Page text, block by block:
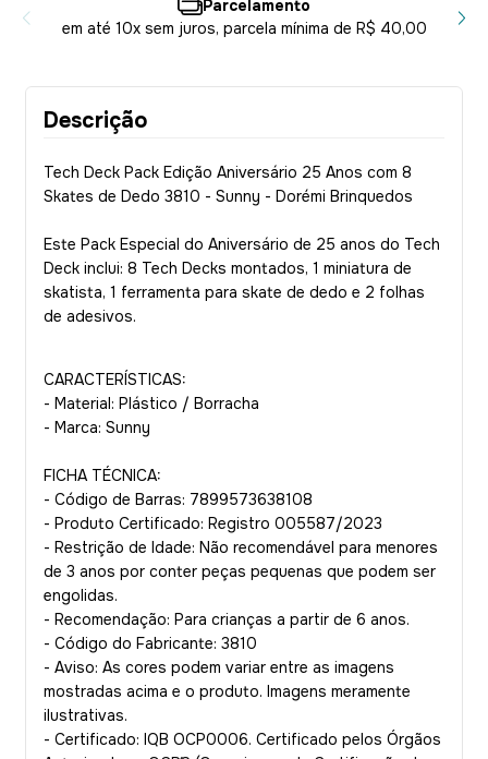
Parcelamento
em até 10x sem juros, parcela mínima de R$ 40,00
Descrição
Tech Deck Pack Edição Aniversário 25 Anos com 8
Skates de Dedo 3810 - Sunny - Dorémi Brinquedos
Este Pack Especial do Aniversário de 25 anos do Tech
Deck inclui: 8 Tech Decks montados, 1 miniatura de
skatista, 1 ferramenta para skate de dedo e 2 folhas
de adesivos.
CARACTERÍSTICAS:
- Material: Plástico / Borracha
- Marca: Sunny
FICHA TÉCNICA:
- Código de Barras: 7899573638108
- Produto Certificado: Registro 005587/2023
- Restrição de Idade: Não recomendável para menores
de 3 anos por conter peças pequenas que podem ser
engolidas.
- Recomendação: Para crianças a partir de 6 anos.
- Código do Fabricante: 3810
- Aviso: As cores podem variar entre as imagens
mostradas acima e o produto. Imagens meramente
ilustrativas.
- Certificado: IQB OCP0006. Certificado pelos Órgãos